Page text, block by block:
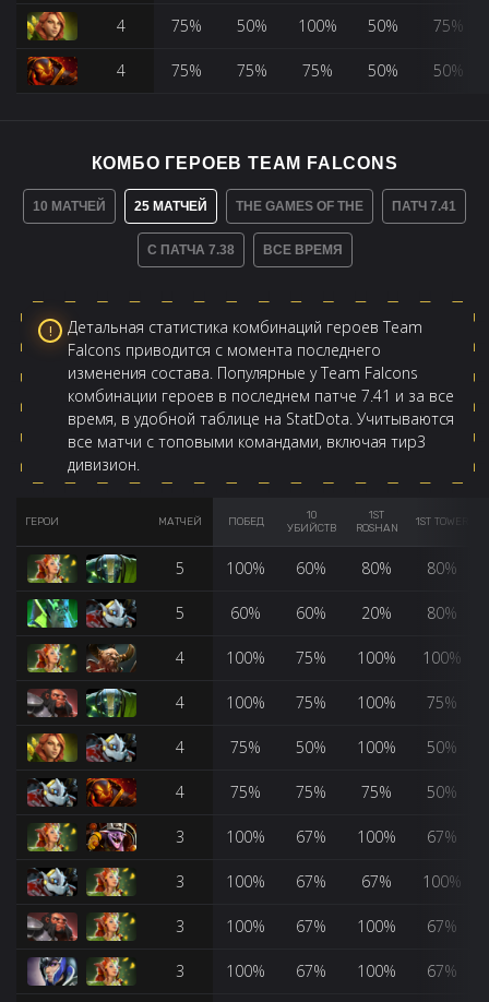
4 75% 50% 100% 50% 75%
4 75% 75% 75% 50% 50%
КОМБО ГЕРОЕВ TEAM FALCONS
10 МАТЧЕЙ 25 МАТЧЕЙ THE GAMES OF THE ПАТЧ 7.41
С ПАТЧА 7.38 ВСЕ ВРЕМЯ
Детальная статистика комбинаций героев Team
Falcons приводится с момента последнего
изменения состава. Популярные у Team Falcons
комбинации героев в последнем патче 7.41 и за все
время, в удобной таблице на StatDota. Учитываются
все матчи с топовыми командами, включая тир3
дивизион.
ГЕРОИ МАТЧЕЙ ПОБЕД
10
УБИЙСТВ
1ST
ROSHAN
1ST TOWER
5 100% 60% 80% 80%
5 60% 60% 20% 80%
4 100% 75% 100% 100%
4 100% 75% 100% 75%
4 75% 50% 100% 50%
4 75% 75% 75% 50%
3 100% 67% 100% 67%
3 100% 67% 67% 100%
3 100% 67% 100% 67%
3 100% 67% 100% 67%